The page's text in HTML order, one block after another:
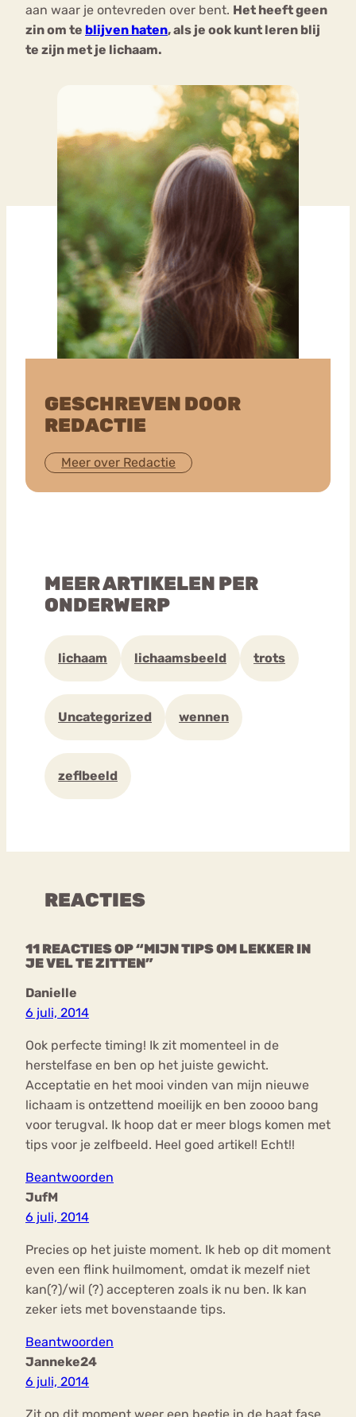
aan waar je ontevreden over bent. Het heeft geen
zin om te blijven haten, als je ook kunt leren blij
te zijn met je lichaam.
GESCHREVEN DOOR
REDACTIE
Meer over Redactie
MEER ARTIKELEN PER
ONDERWERP
lichaam lichaamsbeeld trots
Uncategorized wennen
zeflbeeld
REACTIES
11 REACTIES OP “MIJN TIPS OM LEKKER IN
JE VEL TE ZITTEN”
Danielle
6 juli, 2014
Ook perfecte timing! Ik zit momenteel in de
herstelfase en ben op het juiste gewicht.
Acceptatie en het mooi vinden van mijn nieuwe
lichaam is ontzettend moeilijk en ben zoooo bang
voor terugval. Ik hoop dat er meer blogs komen met
tips voor je zelfbeeld. Heel goed artikel! Echt!!
Beantwoorden
JufM
6 juli, 2014
Precies op het juiste moment. Ik heb op dit moment
even een flink huilmoment, omdat ik mezelf niet
kan(?)/wil (?) accepteren zoals ik nu ben. Ik kan
zeker iets met bovenstaande tips.
Beantwoorden
Janneke24
6 juli, 2014